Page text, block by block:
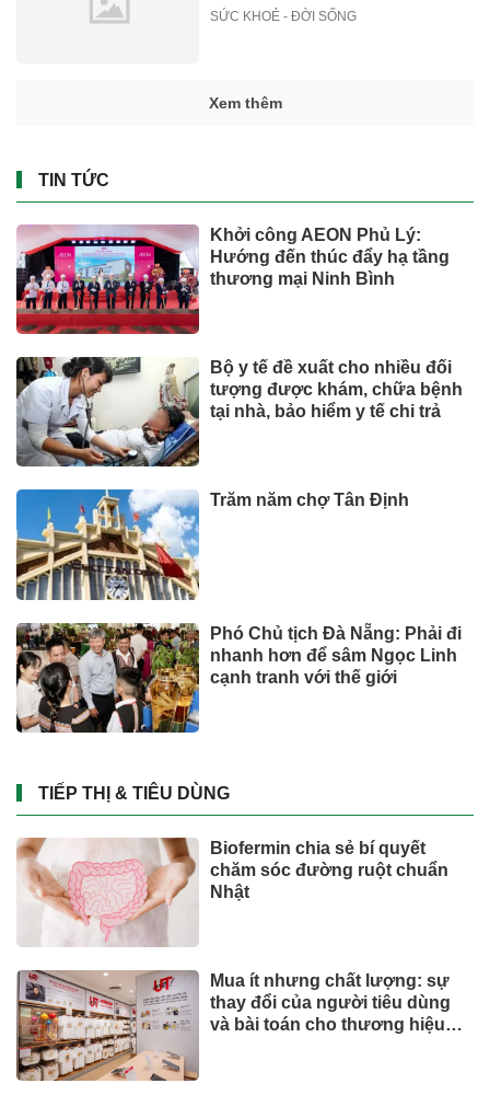
SỨC KHOẺ - ĐỜI SỐNG
Xem thêm
TIN TỨC
Khởi công AEON Phủ Lý:
Hướng đến thúc đẩy hạ tầng
thương mại Ninh Bình
Bộ y tế đề xuất cho nhiều đối
tượng được khám, chữa bệnh
tại nhà, bảo hiểm y tế chi trả
Trăm năm chợ Tân Định
Phó Chủ tịch Đà Nẵng: Phải đi
nhanh hơn để sâm Ngọc Linh
cạnh tranh với thế giới
TIẾP THỊ & TIÊU DÙNG
Biofermin chia sẻ bí quyết
chăm sóc đường ruột chuẩn
Nhật
Mua ít nhưng chất lượng: sự
thay đổi của người tiêu dùng
và bài toán cho thương hiệu